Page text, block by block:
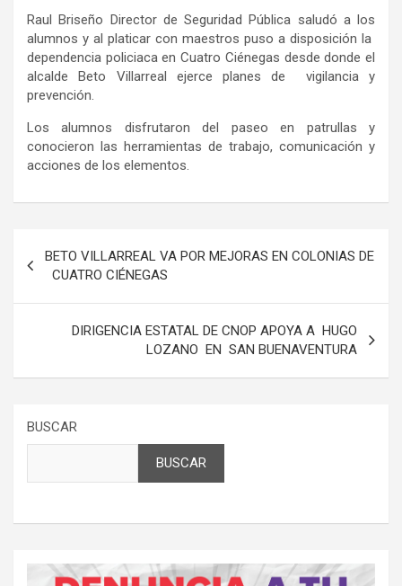
Raul Briseño Director de Seguridad Pública saludó a los
alumnos y al platicar con maestros puso a disposición la
dependencia policiaca en Cuatro Ciénegas desde donde el
alcalde Beto Villarreal ejerce planes de vigilancia y
prevención.
Los alumnos disfrutaron del paseo en patrullas y
conocieron las herramientas de trabajo, comunicación y
acciones de los elementos.
de
entradas
BETO VILLARREAL VA POR MEJORAS EN COLONIAS DE
CUATRO CIÉNEGAS
DIRIGENCIA ESTATAL DE CNOP APOYA A HUGO
LOZANO EN SAN BUENAVENTURA
BUSCAR
BUSCAR